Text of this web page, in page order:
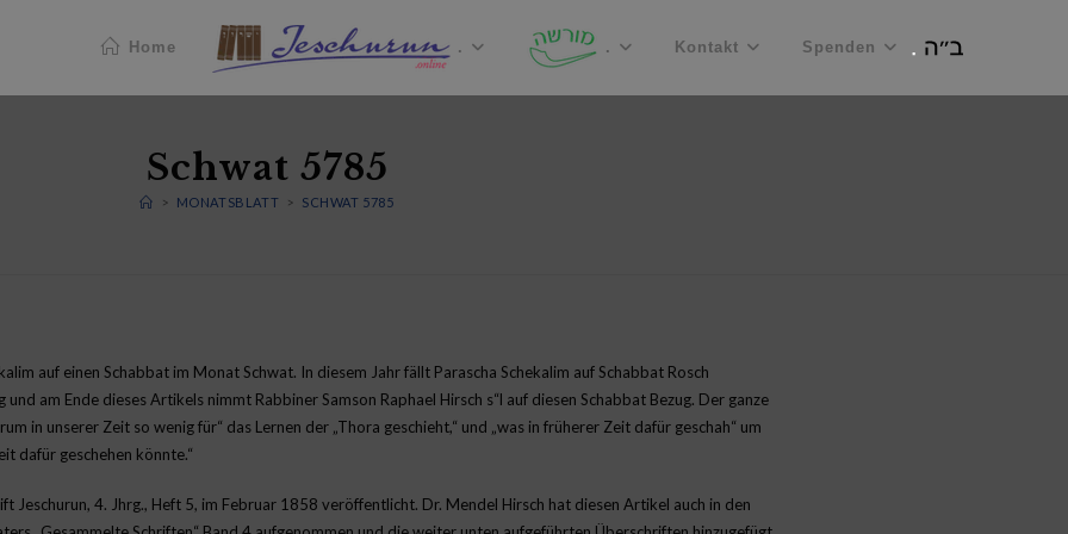
Home . . Kontakt Spenden
Schwat 5785
> MONATSBLATT > SCHWAT 5785
auf einen Schabbat im Monat Schwat. In diesem Jahr fällt Parascha Schekalim auf Schabbat Rosch
am Ende dieses Artikels nimmt Rabbiner Samson Raphael Hirsch s“l auf diesen Schabbat Bezug. Der ganze
in unserer Zeit so wenig für“ das Lernen der „Thora geschieht,“ und „was in früherer Zeit dafür geschah“ um
dafür geschehen könnte.“
Jeschurun, 4. Jhrg., Heft 5, im Februar 1858 veröffentlicht. Dr. Mendel Hirsch hat diesen Artikel auch in den